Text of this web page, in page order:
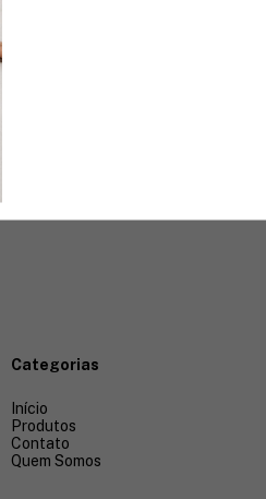
Categorias
Início
Produtos
Contato
Quem Somos